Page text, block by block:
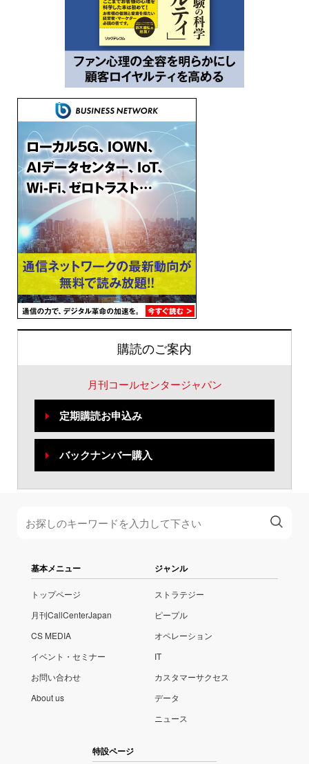
購読のご案内
月刊コールセンタージャパン
定期購読お申込み
バックナンバー購入
基本メニュー
トップページ
月刊CallCenterJapan
CS MEDIA
イベント・セミナー
お問い合わせ
About us
ジャンル
ストラテジー
ピープル
オペレーション
IT
カスタマーサクセス
データ
ニュース
特設ページ